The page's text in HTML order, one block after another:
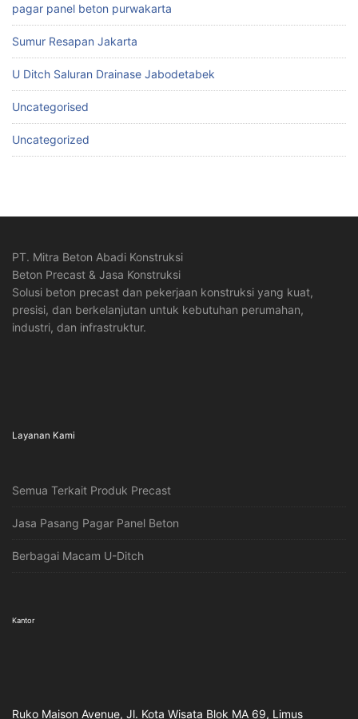
pagar panel beton purwakarta
Sumur Resapan Jakarta
U Ditch Saluran Drainase Jabodetabek
Uncategorised
Uncategorized
PT. Mitra Beton Abadi Konstruksi
Beton Precast & Jasa Konstruksi
Solusi beton precast dan pekerjaan konstruksi yang kuat,
presisi, dan berkelanjutan untuk kebutuhan perumahan,
industri, dan infrastruktur.
Layanan Kami
Semua Terkait Produk Precast
Jasa Pasang Pagar Panel Beton
Berbagai Macam U-Ditch
Kantor
Ruko Maison Avenue, Jl. Kota Wisata Blok MA 69, Limus